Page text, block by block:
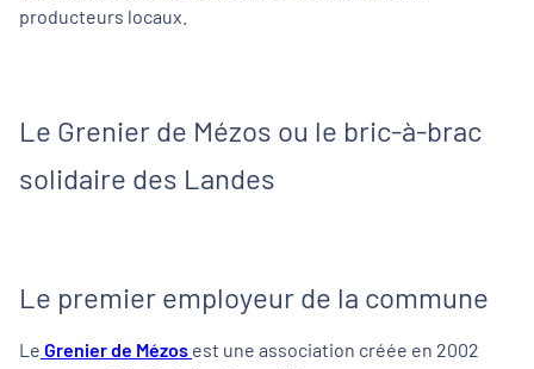
producteurs locaux.
Le Grenier de Mézos ou le bric-à-brac
solidaire des Landes
Le premier employeur de la commune
Le Grenier de Mézos est une association créée en 2002